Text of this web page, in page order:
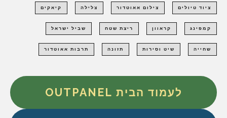
ציוד טיולים צילום אאוטדור צלילה קיאקים
קמפינג קראוון ריצת שטח שביל ישראל
שחייה שיט וסירות תזונה תרבות אאוטדור
לעמוד הבית OUTPANEL